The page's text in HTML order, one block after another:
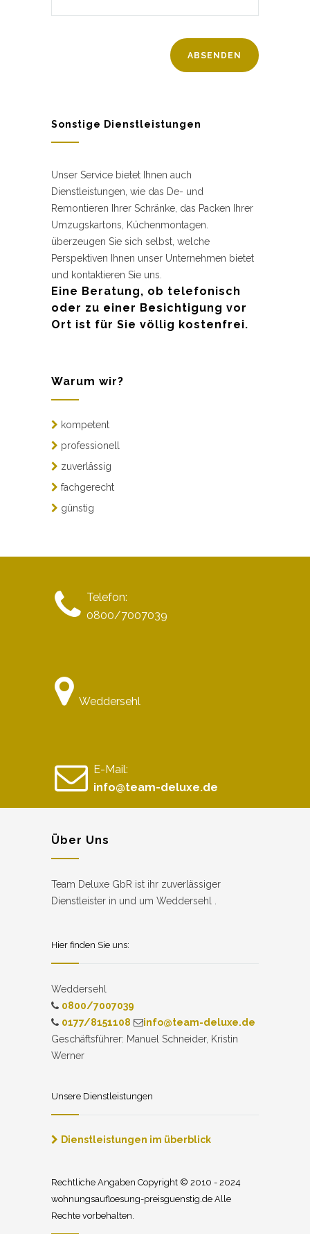
Sonstige Dienstleistungen
Unser Service bietet Ihnen auch
Dienstleistungen, wie das De- und
Remontieren Ihrer Schränke, das Packen Ihrer
Umzugskartons, Küchenmontagen.
überzeugen Sie sich selbst, welche
Perspektiven Ihnen unser Unternehmen bietet
und kontaktieren Sie uns.
Eine Beratung, ob telefonisch
oder zu einer Besichtigung vor
Ort ist für Sie völlig kostenfrei.
Warum wir?
kompetent
professionell
zuverlässig
fachgerecht
günstig
Telefon:
0800/7007039
Weddersehl
E-Mail:
info@team-deluxe.de
Über Uns
Team Deluxe GbR ist ihr zuverlässiger
Dienstleister in und um Weddersehl .
Hier finden Sie uns:
Weddersehl
0800/7007039
0177/8151108
info@team-deluxe.de
Geschäftsführer: Manuel Schneider, Kristin
Werner
Unsere Dienstleistungen
Dienstleistungen im überblick
Rechtliche Angaben Copyright © 2010 - 2024
wohnungsaufloesung-preisguenstig.de Alle
Rechte vorbehalten.